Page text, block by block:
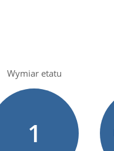
Wymiar etatu
1